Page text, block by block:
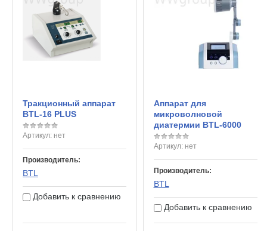
Тракционный аппарат
BTL-16 PLUS
Артикул: нет
Производитель:
BTL
Добавить к сравнению
Аппарат для
микроволновой
диатермии BTL-6000
Артикул:нет
Производитель:
BTL
Добавить к сравнению